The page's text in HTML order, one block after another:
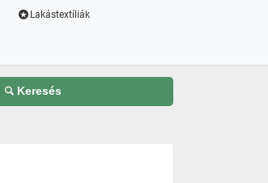
Lakástextíliák
Keresés